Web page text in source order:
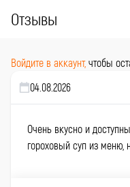
Отзывы
Войдите в аккаунт, чтобы
04.08.2026
Очень вкусно и
гороховый суп из меню,